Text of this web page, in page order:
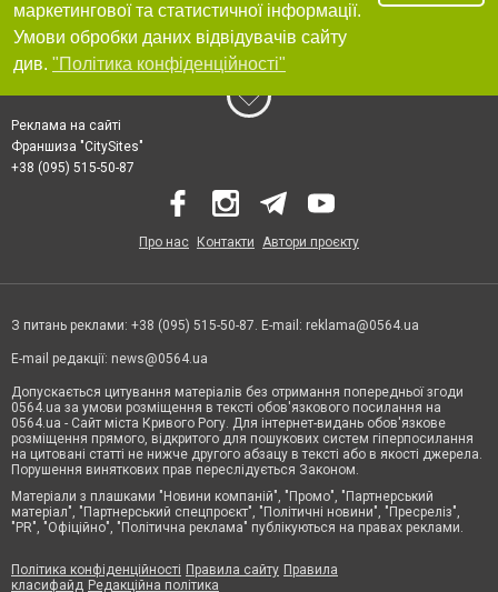
маркетингової та статистичної інформації.
Умови обробки даних відвідувачів сайту
див. "Політика конфіденційності"
Реклама на сайті
Франшиза "CitySites"
+38 (095) 515-50-87
Про нас Контакти Автори проєкту
З питань реклами: +38 (095) 515-50-87. E-mail: reklama@0564.ua
E-mail редакції: news@0564.ua
Допускається цитування матеріалів без отримання попередньої згоди
0564.ua за умови розміщення в тексті обов'язкового посилання на
0564.ua - Сайт міста Кривого Рогу. Для інтернет-видань обов'язкове
розміщення прямого, відкритого для пошукових систем гіперпосилання
на цитовані статті не нижче другого абзацу в тексті або в якості джерела.
Порушення виняткових прав переслідується Законом.
Матеріали з плашками "Новини компаній", "Промо", "Партнерський
матеріал", "Партнерський спецпроєкт", "Політичні новини", "Пресреліз",
"PR", "Офіційно", "Політична реклама" публікуються на правах реклами.
Політика конфіденційності Правила сайту Правила
класифайд Редакційна політика